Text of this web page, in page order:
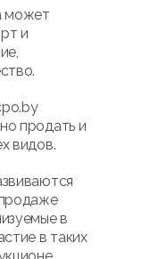
может
и
продать и
видов.
в
в таких